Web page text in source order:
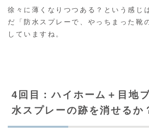
徐々に薄くなりつつある？という感じ
だ「防水スプレーで、やっちまった靴
していますね。
4回目：ハイホーム＋目地
水スプレーの跡を消せるか